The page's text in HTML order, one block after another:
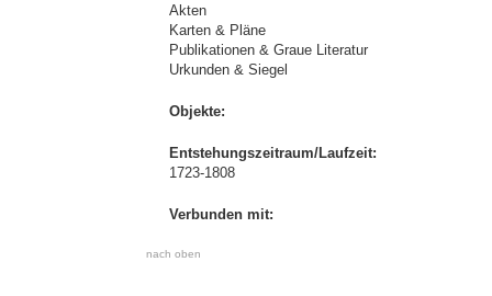
Akten
Karten & Pläne
Publikationen & Graue Literatur
Urkunden & Siegel
Objekte:
Entstehungszeitraum/Laufzeit:
1723-1808
Verbunden mit:
nach oben